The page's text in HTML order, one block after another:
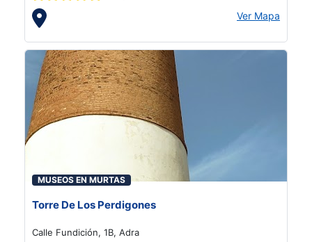
Ver Mapa
MUSEOS EN MURTAS
Torre De Los Perdigones
Calle Fundición, 1B, Adra